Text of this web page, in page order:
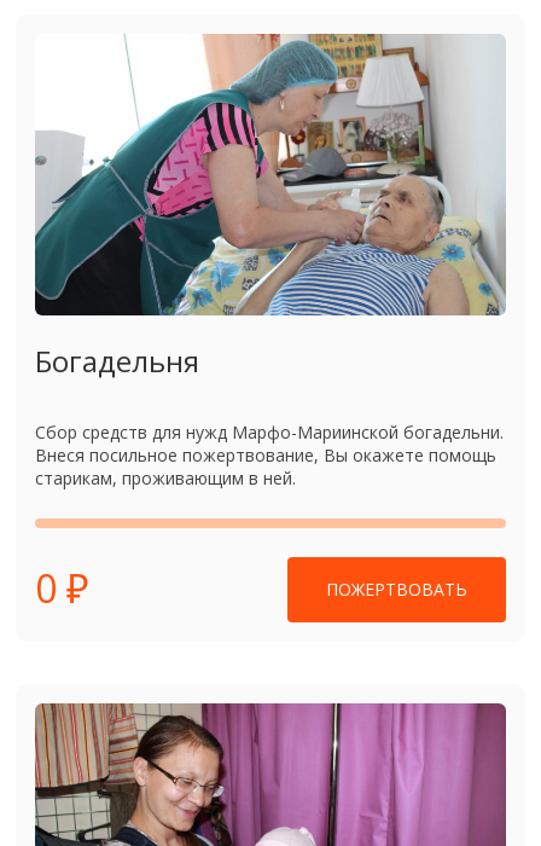
Богадельня
Сбор средств для нужд Марфо-Мариинской богадельни.
Внеся посильное пожертвование, Вы окажете помощь
старикам, проживающим в ней.
0 ₽ ПОЖЕРТВОВАТЬ